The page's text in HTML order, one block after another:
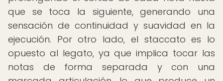
que se toca la siguiente, generando una
sensación de continuidad y suavidad en la
ejecución. Por otro lado, el staccato es lo
opuesto al legato, ya que implica tocar las
notas de forma separada y con una